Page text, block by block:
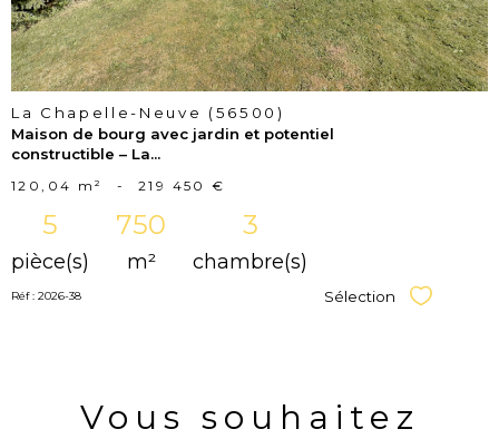
La Chapelle-Neuve (56500)
Maison de bourg avec jardin et potentiel
constructible – La...
120,04 m² - 219 450 €
5
pièce(s)
750
m²
3
chambre(s)
Réf : 2026-38 Sélection Sélectionner
Vous souhaitez